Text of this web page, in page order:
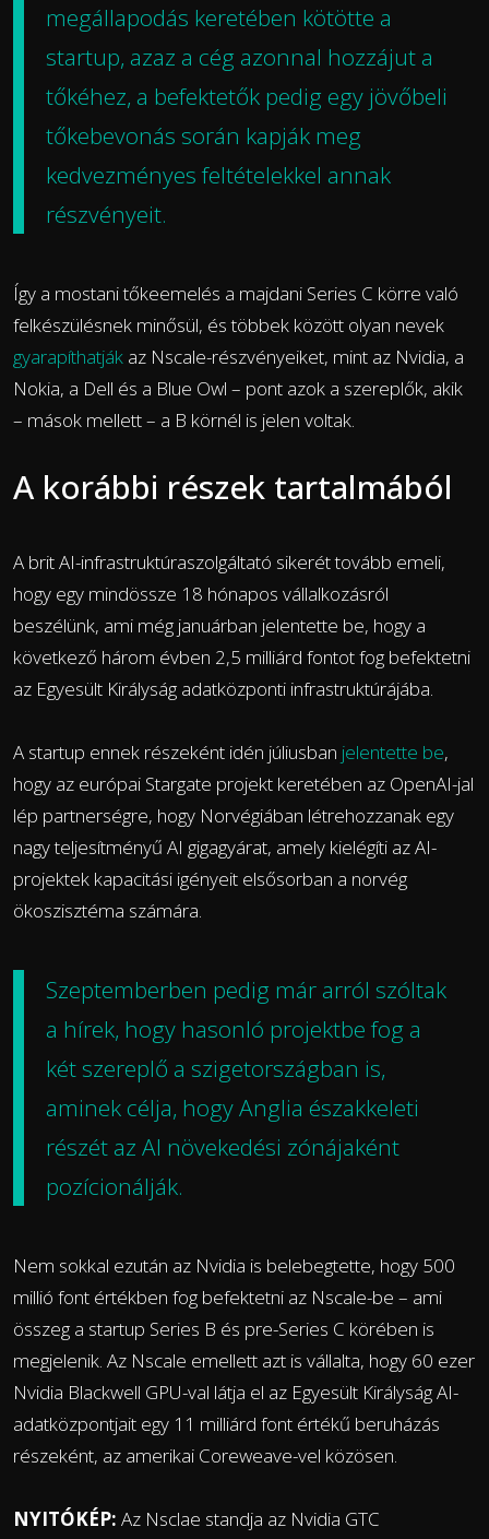
megállapodás keretében kötötte a
startup, azaz a cég azonnal hozzájut a
tőkéhez, a befektetők pedig egy jövőbeli
tőkebevonás során kapják meg
kedvezményes feltételekkel annak
részvényeit.
Így a mostani tőkeemelés a majdani Series C körre való
felkészülésnek minősül, és többek között olyan nevek
gyarapíthatják az Nscale-részvényeiket, mint az Nvidia, a
Nokia, a Dell és a Blue Owl – pont azok a szereplők, akik
– mások mellett – a B körnél is jelen voltak.
A korábbi részek tartalmából
A brit AI-infrastruktúraszolgáltató sikerét tovább emeli,
hogy egy mindössze 18 hónapos vállalkozásról
beszélünk, ami még januárban jelentette be, hogy a
következő három évben 2,5 milliárd fontot fog befektetni
az Egyesült Királyság adatközponti infrastruktúrájába.
A startup ennek részeként idén júliusban jelentette be,
hogy az európai Stargate projekt keretében az OpenAI-jal
lép partnerségre, hogy Norvégiában létrehozzanak egy
nagy teljesítményű AI gigagyárat, amely kielégíti az AI-
projektek kapacitási igényeit elsősorban a norvég
ökoszisztéma számára.
Szeptemberben pedig már arról szóltak
a hírek, hogy hasonló projektbe fog a
két szereplő a szigetországban is,
aminek célja, hogy Anglia északkeleti
részét az AI növekedési zónájaként
pozícionálják.
Nem sokkal ezután az Nvidia is belebegtette, hogy 500
millió font értékben fog befektetni az Nscale-be – ami
összeg a startup Series B és pre-Series C körében is
megjelenik. Az Nscale emellett azt is vállalta, hogy 60 ezer
Nvidia Blackwell GPU-val látja el az Egyesült Királyság AI-
adatközpontjait egy 11 milliárd font értékű beruházás
részeként, az amerikai Coreweave-vel közösen.
NYITÓKÉP: Az Nsclae standja az Nvidia GTC